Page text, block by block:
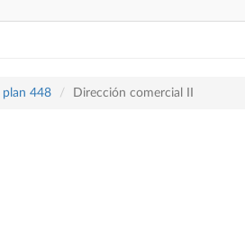
plan 448 Dirección comercial II